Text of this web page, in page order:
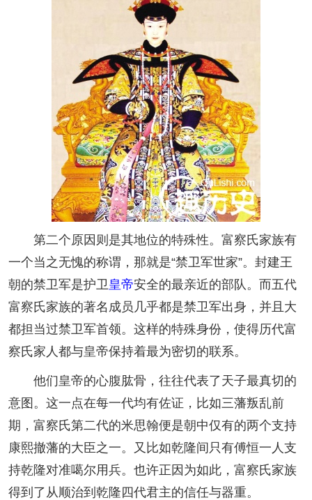
第二个原因则是其地位的特殊性。富察氏家族有
一个当之无愧的称谓，那就是“禁卫军世家”。封建王
朝的禁卫军是护卫皇帝安全的最亲近的部队。而五代
富察氏家族的著名成员几乎都是禁卫军出身，并且大
都担当过禁卫军首领。这样的特殊身份，使得历代富
察氏家人都与皇帝保持着最为密切的联系。
他们皇帝的心腹肱骨，往往代表了天子最真切的
意图。这一点在每一代均有佐证，比如三藩叛乱前
期，富察氏第二代的米思翰便是朝中仅有的两个支持
康熙撤藩的大臣之一。又比如乾隆间只有傅恒一人支
持乾隆对准噶尔用兵。也许正因为如此，富察氏家族
得到了从顺治到乾隆四代君主的信任与器重。